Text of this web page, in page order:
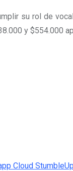
su rol de
y $554.000
Cloud